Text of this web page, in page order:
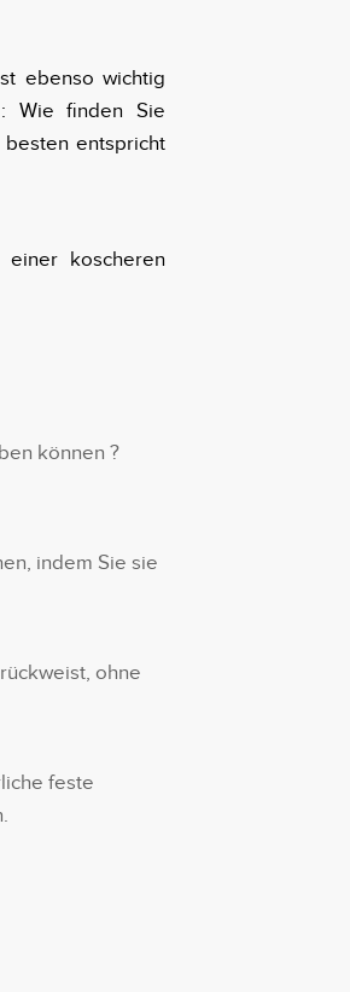
ebenso wichtig
Wie finden Sie
entspricht
koscheren
können ?
indem Sie sie
ohne
feste